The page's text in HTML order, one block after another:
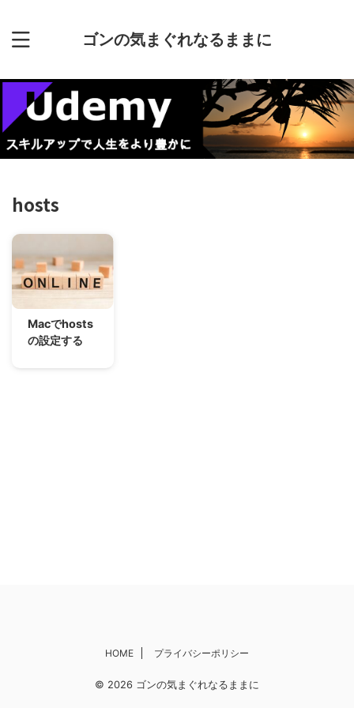
ゴンの気まぐれなるままに
hosts
Macでhosts
の設定する
HOME プライバシーポリシー
© 2026 ゴンの気まぐれなるままに